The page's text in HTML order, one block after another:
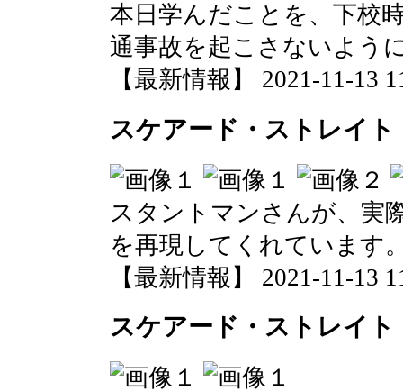
本日学んだことを、下校
通事故を起こさないよう
【最新情報】 2021-11-13
スケアード・ストレイト
スタントマンさんが、実
を再現してくれています
【最新情報】 2021-11-13
スケアード・ストレイト